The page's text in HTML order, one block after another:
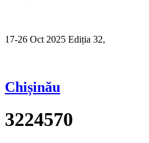
17-26 Oct 2025 Ediția 32,
Chișinău
3224570